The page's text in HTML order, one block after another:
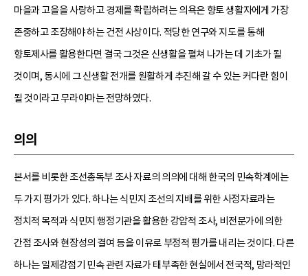
마을과 고을을 사랑하고 경제를 확립하려는 의욕은 향토 생활자에게 가장
존중하고 조장해야 하는 건전 사상이다. 적당한 연구와 지도를 통해
향토제사를 활용한다면 결국 그것은 신생활을 펼쳐 나가는 데 기초가 될
것이며, 동시에 그 신생활 전개를 원활하게 추진해 갈 수 있는 커다란 힘이
될 것이라고 무라야마는 전망하였다.
의의
본서를 비롯한 조선총독부 조사 자료의 의의에 대해 한국의 민속학계에는
두 가지 평가가 있다. 하나는 식민지 조선의 지배를 위한 사정자료라는
정치적 목적과 식민지 행정기관을 활용한 강압적 조사, 비전문가에 의한
간접 조사와 현장성의 결여 등을 이유로 부정적 평가를 내리는 것이다. 다른
하나는 일제강점기 민속 관련 자료가 태부족한 현실에서 전국적, 망라적인